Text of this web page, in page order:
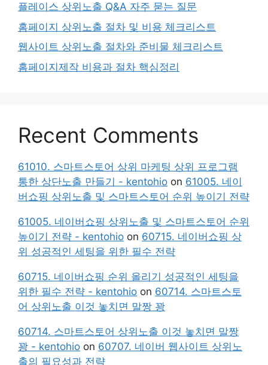
플레이스 상위노출 Q&A 자주 묻는 질문
홈페이지 상위노출 절차 및 비용 체크리스트
웹사이트 상위노출 절차와 준비물 체크리스트
홈페이지제작 비용과 절차 핵심정리
Recent Comments
61010. 스마트스토어 상위 마케팅 상위 프로그램
통한 상단노출 만들기 - kentohio on 61005. 네이
버쇼핑 상위노출 및 스마트스토어 순위 높이기 전략
61005. 네이버쇼핑 상위노출 및 스마트스토어 순위
높이기 전략 - kentohio on 60715. 네이버쇼핑 상
위 성공적인 세팅을 위한 필수 전략
60715. 네이버쇼핑 순위 올리기 성공적인 세팅을
위한 필수 전략 - kentohio on 60714. 스마트스토
어 상위노출 이것 놓치면 말짱 꽝
60714. 스마트스토어 상위노출 이것 놓치면 말짱
꽝 - kentohio on 60707. 네이버 웹사이트 상위노
출의 필요성과 전략